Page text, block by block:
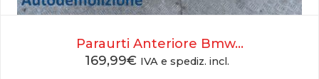
Paraurti Anteriore Bmw...
169,99€ IVA e spediz. incl.